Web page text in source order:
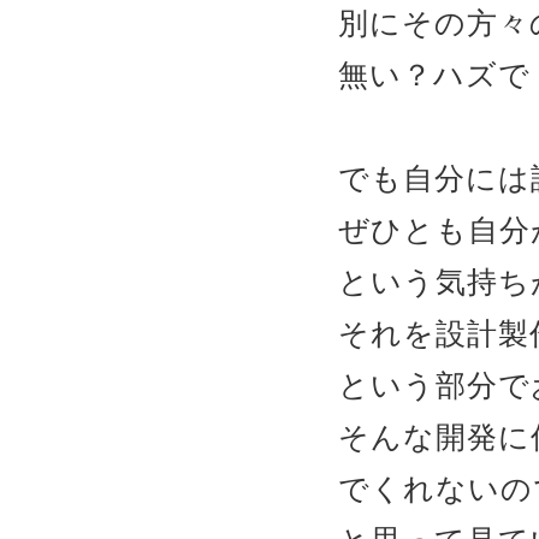
別にその方
無い？ハズで
でも自分に
ぜひとも自
という気持
それを設計
という部分
そんな開発
でくれない